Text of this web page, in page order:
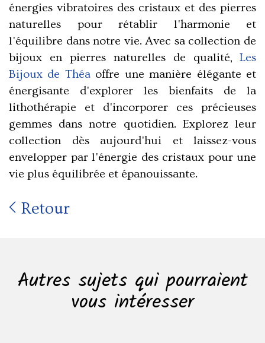
énergies vibratoires des cristaux et des pierres
naturelles pour rétablir l'harmonie et
l'équilibre dans notre vie. Avec sa collection de
bijoux en pierres naturelles de qualité, Les
Bijoux de Théaoffre une manière élégante et
énergisante d'explorer les bienfaits de la
lithothérapie et d'incorporer ces précieuses
gemmes dans notre quotidien. Explorez leur
collection dès aujourd'hui et laissez-vous
envelopper par l'énergie des cristaux pour une
vie plus équilibrée et épanouissante.
Retour
Autres sujets qui pourraient
vous intéresser